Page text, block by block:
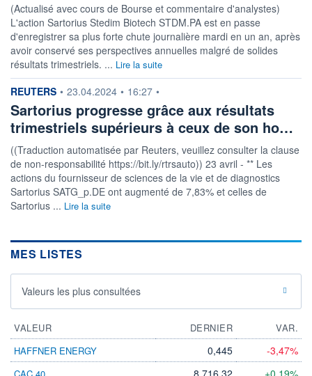
(Actualisé avec cours de Bourse et commentaire d'analystes)
L'action Sartorius Stedim Biotech STDM.PA est en passe
d'enregistrer sa plus forte chute journalière mardi en un an, après
avoir conservé ses perspectives annuelles malgré de solides
résultats trimestriels. ... Lire la suite
information fournie par
REUTERS • 23.04.2024 • 16:27 •
Sartorius progresse grâce aux résultats
trimestriels supérieurs à ceux de son ho…
((Traduction automatisée par Reuters, veuillez consulter la clause
de non-responsabilité https://bit.ly/rtrsauto)) 23 avril - ** Les
actions du fournisseur de sciences de la vie et de diagnostics
Sartorius SATG_p.DE ont augmenté de 7,83% et celles de
Sartorius ... Lire la suite
MES LISTES
Valeurs les plus consultées
VALEUR DERNIER
VAR.
HAFFNER ENERGY
0,445 -3,47%
8 716,32 +0,19%